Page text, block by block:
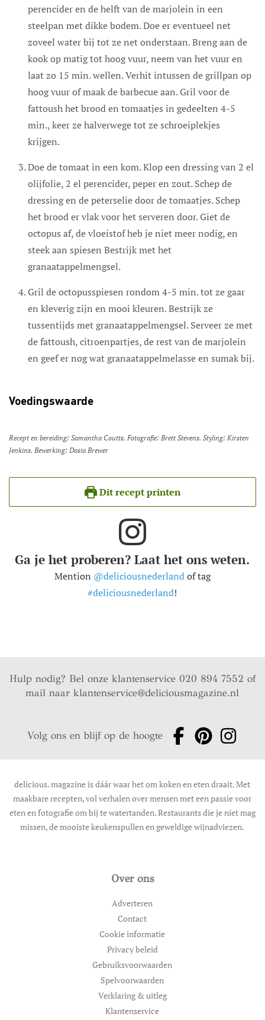
perencider en de helft van de marjolein in een
steelpan met dikke bodem. Doe er eventueel net
zoveel water bij tot ze net onderstaan. Breng aan de
kook op matig tot hoog vuur, neem van het vuur en
laat zo 15 min. wellen. Verhit intussen de grillpan op
hoog vuur of maak de barbecue aan. Gril voor de
fattoush het brood en tomaatjes in gedeelten 4-5
min., keer ze halverwege tot ze schroeiplekjes
krijgen.
Doe de tomaat in een kom. Klop een dressing van 2 el
olijfolie, 2 el perencider, peper en zout. Schep de
dressing en de peterselie door de tomaatjes. Schep
het brood er vlak voor het serveren door. Giet de
octopus af, de vloeistof heb je niet meer nodig, en
steek aan spiesen Bestrijk met het
granaatappelmengsel.
Gril de octopusspiesen rondom 4-5 min. tot ze gaar
en kleverig zijn en mooi kleuren. Bestrijk ze
tussentijds met granaatappelmengsel. Serveer ze met
de fattoush, citroenpartjes, de rest van de marjolein
en geef er nog wat granaatappelmelasse en sumak bij.
Voedingswaarde
Recept en bereiding: Samantha Coutts. Fotografie: Brett Stevens. Styling: Kirsten
Jenkins. Bewerking: Dosia Brewer
Dit recept printen
Ga je het proberen? Laat het ons weten.
Mention @deliciousnederlandof tag
#deliciousnederland!
Hulp nodig? Bel onze klantenservice 020 894 7552 of
mail naarklantenservice@deliciousmagazine.nl
Volg ons en blijf op de hoogte
delicious. magazine is dáár waar het om koken en eten draait. Met
maakbare recepten, vol verhalen over mensen met een passie voor
eten en fotografie om bij te watertanden. Restaurants die je niet mag
missen, de mooiste keukenspullen en geweldige wijnadviezen.
Over ons
Adverteren
Contact
Cookie informatie
Privacy beleid
Gebruiksvoorwaarden
Spelvoorwaarden
Verklaring & uitleg
Klantenservice